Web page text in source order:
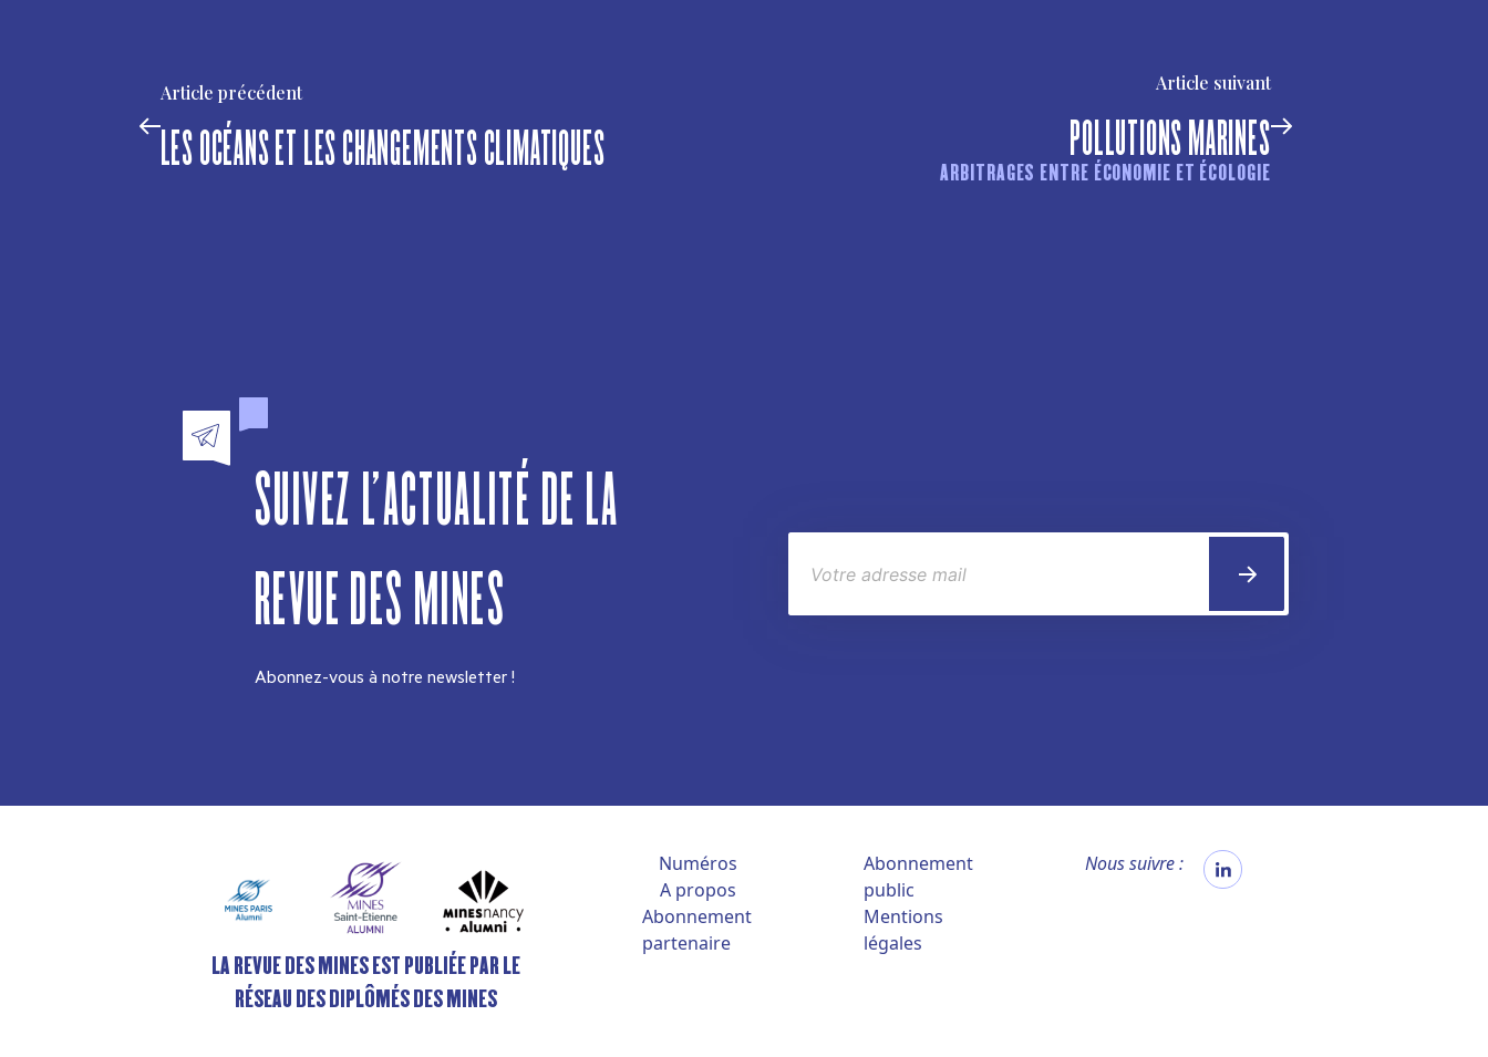
Article précédent
LES OCÉANS ET LES CHANGEMENTS CLIMATIQUES
Article suivant
POLLUTIONS MARINES
ARBITRAGES ENTRE ÉCONOMIE ET ÉCOLOGIE
SUIVEZ L'ACTUALITÉ DE LA
REVUE DES MINES
Abonnez-vous à notre newsletter !
LA REVUE DES MINES EST PUBLIÉE PAR LE
RÉSEAU DES DIPLÔMÉS DES MINES
Numéros
A propos
Abonnement
partenaire
Abonnement
public
Mentions
légales
Nous suivre :